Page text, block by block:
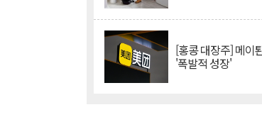
[홍콩 대장주] 메이
'폭발적 성장'